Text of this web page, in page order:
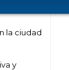
la ciudad
y